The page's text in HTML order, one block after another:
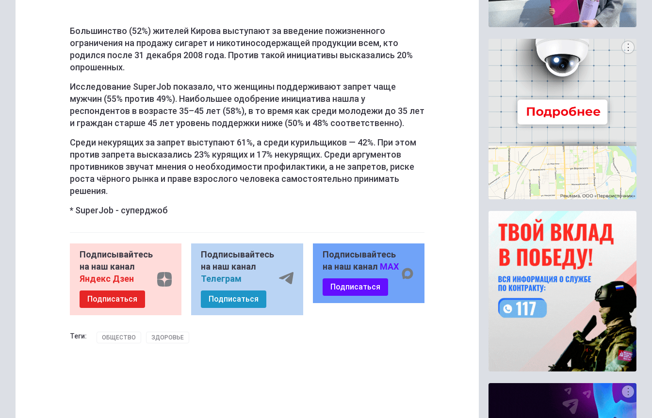
Большинство (52%) жителей Кирова выступают за введение пожизненного
ограничения на продажу сигарет и никотиносодержащей продукции всем, кто
родился после 31 декабря 2008 года. Против такой инициативы высказались 20%
опрошенных.
Исследование SuperJob показало, что женщины поддерживают запрет чаще
мужчин (55% против 49%). Наибольшее одобрение инициатива нашла у
респондентов в возрасте 35–45 лет (58%), в то время как среди молодежи до 35 лет
и граждан старше 45 лет уровень поддержки ниже (50% и 48% соответственно).
Среди некурящих за запрет выступают 61%, а среди курильщиков — 42%. При этом
против запрета высказались 23% курящих и 17% некурящих. Среди аргументов
противников звучат мнения о необходимости профилактики, а не запретов, риске
роста чёрного рынка и праве взрослого человека самостоятельно принимать
решения.
* SuperJob - суперджоб
Подписывайтесь
на наш канал
Яндекс Дзен
Подписаться
Подписывайтесь
на наш канал
Телеграм
Подписаться
Подписывайтесь
на наш канал MAX
Подписаться
Теги: ОБЩЕСТВО ЗДОРОВЬЕ